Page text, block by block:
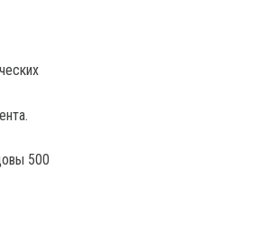
500